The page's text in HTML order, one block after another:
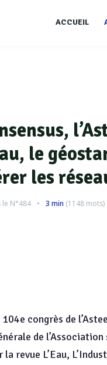
ACCUEIL
le
les
le N°484 3 min (1148 mots)
congrès de
de
revue L’Eau,